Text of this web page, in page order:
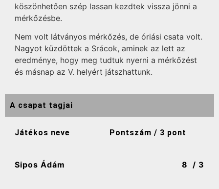
köszönhetően szép lassan kezdtek vissza jönni a
mérkőzésbe.
Nem volt látványos mérkőzés, de óriási csata volt.
Nagyot küzdöttek a Srácok, aminek az lett az
eredménye, hogy meg tudtuk nyerni a mérkőzést
és másnap az V. helyért játszhattunk.
A csapat tagjai
Játékos neve Pontszám / 3 pont
Sipos Ádám 8 / 3